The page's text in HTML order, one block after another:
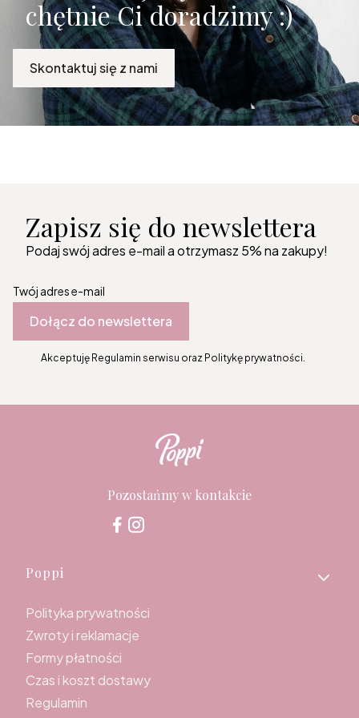
chętnie Ci doradzimy :)
Skontaktuj się z nami
Zapisz się do newslettera
Podaj swój adres e-mail a otrzymasz 5% na zakupy!
Twój adres e-mail
Dołącz do newslettera
Akceptuję Regulamin serwisu oraz Politykę prywatności.
Pozostańmy w kontakcie
Linki w stopce
Poppi
Polityka prywatności
Zwroty i reklamacje
Formy płatności
Czas i koszt dostawy
Regulamin